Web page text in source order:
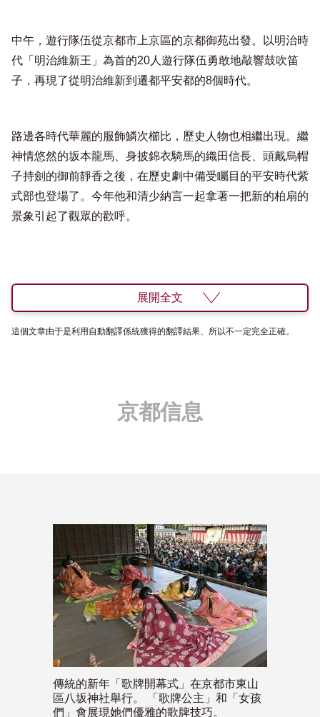
中午，遊行隊伍從京都市上京區的京都御苑出發。以明治時
代「明治維新王」為首的20人遊行隊伍勇敢地敲響鼓吹笛
子，再現了從明治維新到遷都平安都的8個時代。
路邊各時代華麗的服飾鱗次櫛比，歷史人物也相繼出現。繼
神情悠然的坂本龍馬、身披錦衣騎馬的織田信長、頭戴烏帽
子持劍的御前靜香之後，在歷史劇中備受矚目的平安時代紫
式部也登場了。今年他和清少納言一起拿著一把新的柏扇的
景象引起了觀眾的歡呼。
展開全文
這個文章由于是利用自動翻譯係統獲得的翻譯結果、所以不一定完全正確。
京都信息
傳統的新年「歌牌開幕式」在京都市東山
區八坂神社舉行。 「歌牌公主」和「女孩
們」會展現她們優雅的歌牌技巧。